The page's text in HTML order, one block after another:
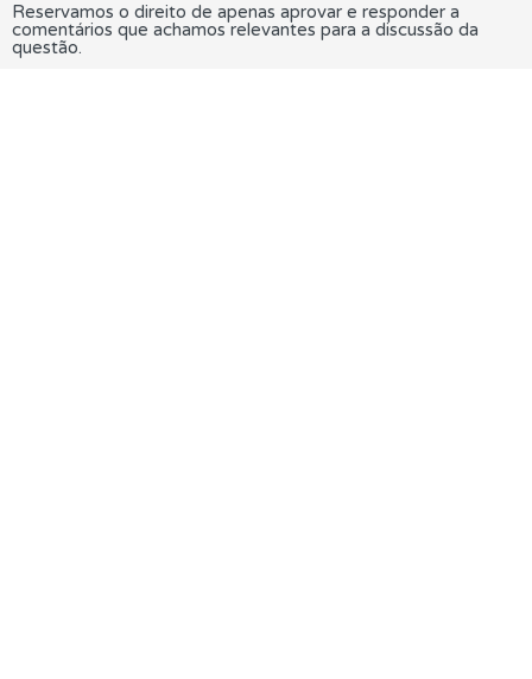
Reservamos o direito de apenas aprovar e responder a
comentários que achamos relevantes para a discussão da
questão.